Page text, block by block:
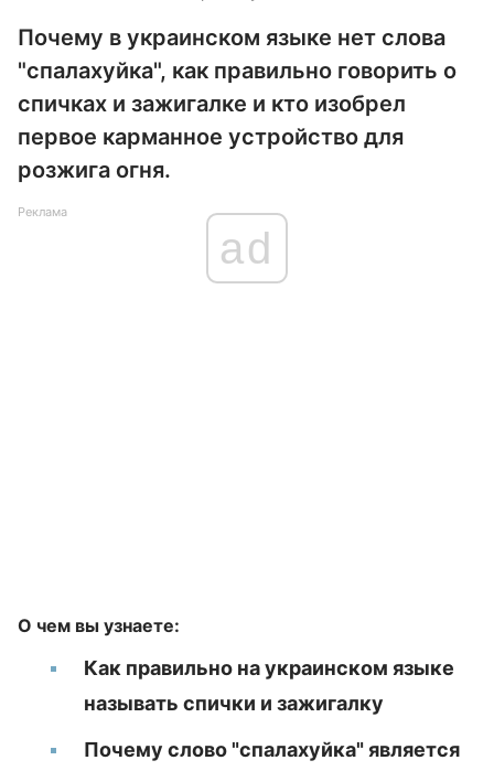
Почему в украинском языке нет слова
"спалахуйка", как правильно говорить о
спичках и зажигалке и кто изобрел
первое карманное устройство для
розжига огня.
Реклама
ad
О чем вы узнаете:
Как правильно на украинском языке
называть спички и зажигалку
Почему слово "спалахуйка" является